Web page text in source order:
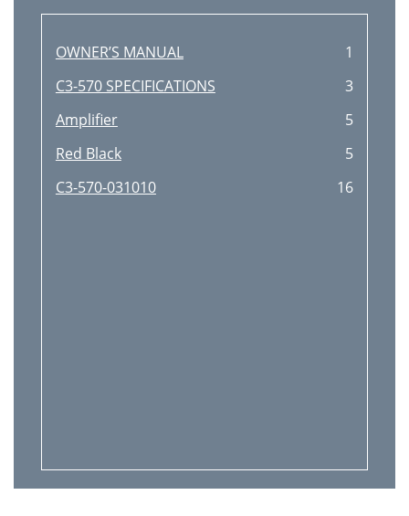
OWNER’S MANUAL
1
C3-570 SPECIFICATIONS
3
Ampliﬁer
5
Red Black
5
C3-570-031010
16